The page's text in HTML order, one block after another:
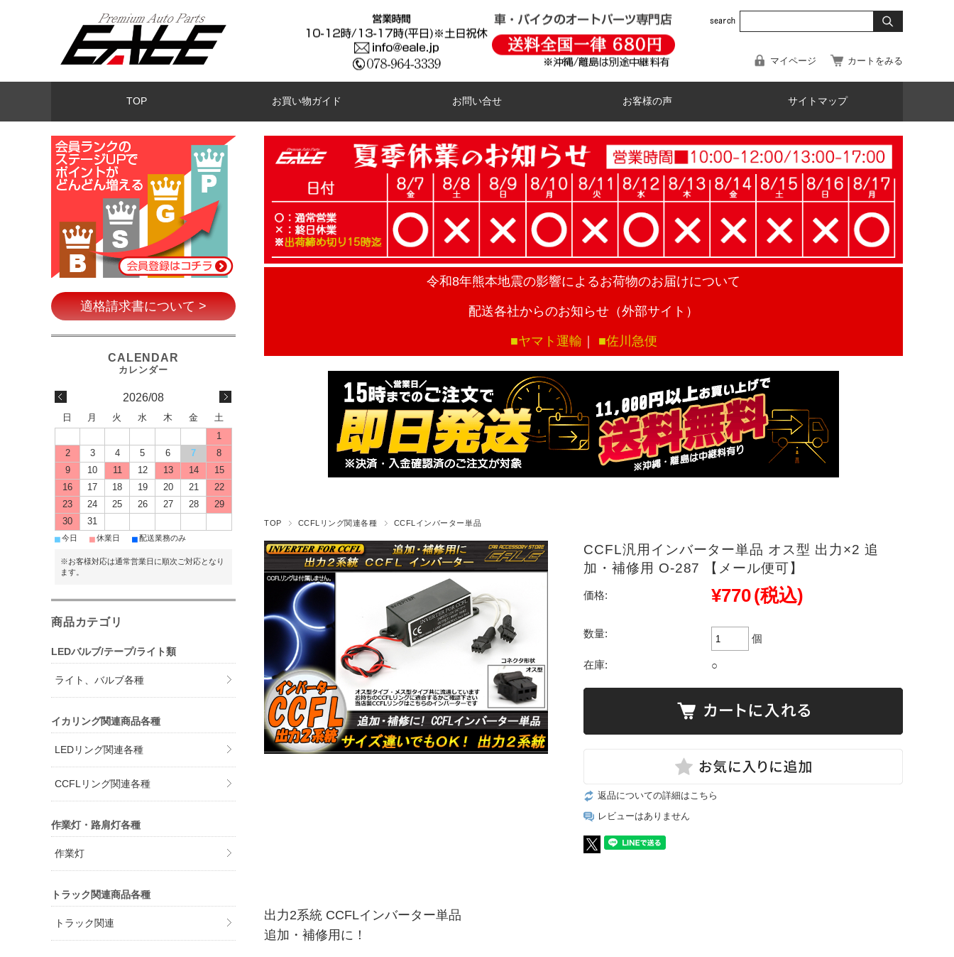
マイページ カートをみる
TOP お買い物ガイド お問い合せ お客様の声 サイトマップ
令和8年熊本地震の影響によるお荷物のお届けについて
配送各社からのお知らせ（外部サイト）
■ヤマト運輸 ■佐川急便
TOP CCFLリング関連各種 CCFLインバーター単品
CCFL汎用インバーター単品 オス型 出力×2 追
加・補修用 O-287 【メール便可】
価格: ¥770(税込)
数量: 個
在庫: ○
返品についての詳細はこちら
レビューはありません
出力2系統 CCFLインバーター単品
追加・補修用に！
適格請求書について >
2026/08
日 月 火 水 木 金
土
1
2
3 4 5 6 7
8
9
10 11 12 13 14
15
16
17 18 19 20 21
22
23
24 25 26 27 28
29
30
31
■今日 ■休業日 ■配送業務のみ
※お客様対応は通常営業日に順次ご対応となり
ます。
商品カテゴリ
LEDバルブ/テープ/ライト類
ライト、バルブ各種
イカリング関連商品各種
LEDリング関連各種
CCFLリング関連各種
作業灯・路肩灯各種
作業灯
トラック関連商品各種
トラック関連